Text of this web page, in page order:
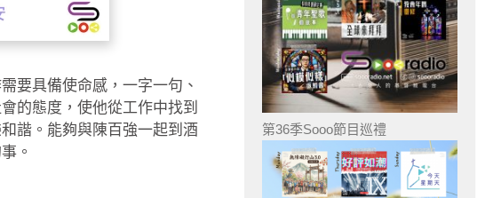
要具備使命感，一字一句、
的態度，使他從工作中找到
諧。能夠與陳百強一起到酒
。
第36季Sooo節目巡禮